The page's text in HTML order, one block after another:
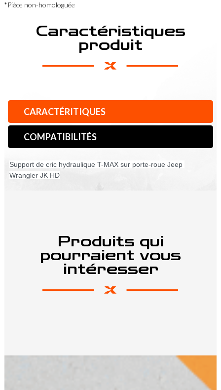
*Pièce non-homologuée
Caractéristiques
produit
CARACTÉRITIQUES
COMPATIBILITÉS
Support de cric hydraulique T-MAX sur porte-roue Jeep
Wrangler JK HD
Produits qui
pourraient vous
intéresser